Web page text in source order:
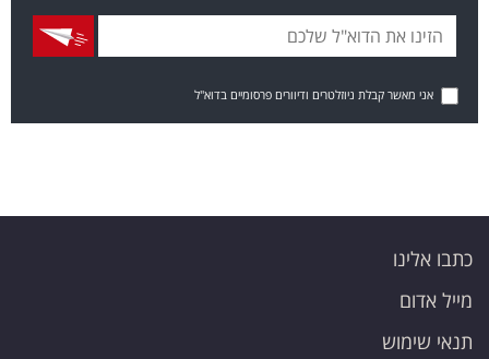
אני מאשר קבלת ניוזלטרים ודיוורים פרסומיים בדוא"ל
כתבו אלינו
מייל אדום
תנאי שימוש